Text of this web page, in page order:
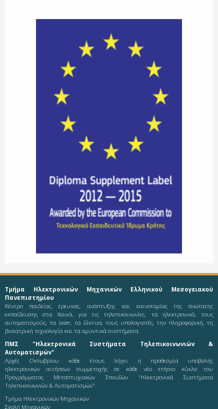
Τμήμα Ηλεκτρονικών Μηχανικών Ελληνικού Μεσογειακού
Πανεπιστημίου
Κέντρο παιδείας, έρευνας, ανάπτυξης και καινοτομίας της ανώτατης
εκπαίδευσης στα Χανιά, για τις τηλεπικοινωνίες, τα ηλεκτρονικά, τους
αυτοματισμούς, τα laser, τα δίκτυα, τους υπολογιστές, την πληροφορική, τη
βιοϊατρική τεχνολογία και τα αμυντικά συστήματα.
ΠΜΣ "Ηλεκτρονικά Συστήματα Τηλεπικοινωνιών &
Αυτοματισμών"
Αρχές Οκτωβρίου κάθε έτους λήγει η προθεσμία υποβολής
ηλεκτρονικών αιτήσεων συμμετοχής σε κάθε νέο ετήσιο κύκλο του
Προγράμματος Μεταπτυχιακών Σπουδών "Ηλεκτρονικά Συστήματα
Τηλεπικοινωνιών & Αυτοματισμών".
Τμήμα Ηλεκτρονικών Μηχανικών
Σχολή Μηχανικών